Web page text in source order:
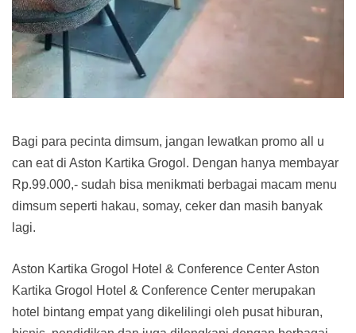
Bagi para pecinta dimsum, jangan lewatkan promo all u
can eat di Aston Kartika Grogol. Dengan hanya membayar
Rp.99.000,- sudah bisa menikmati berbagai macam menu
dimsum seperti hakau, somay, ceker dan masih banyak
lagi.
Aston Kartika Grogol Hotel & Conference Center Aston
Kartika Grogol Hotel & Conference Center merupakan
hotel bintang empat yang dikelilingi oleh pusat hiburan,